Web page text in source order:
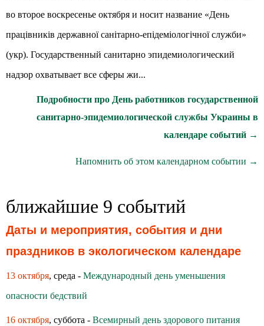
во второе воскресенье октября и носит название «День
працівників державної санітарно-епідеміологічної служби»
(укр). Государственный санитарно эпидемиологический
надзор охватывает все сферы жи...
Подробности про День работников государственной
санитарно-эпидемиологической службы Украины в
календаре событий →
Напомнить об этом календарном событии →
ближайшие 9 событий
Даты и мероприятия, события и дни
праздников в экологическом календаре
13 октября, среда - Международный день уменьшения
опасности бедствий
16 октября, суббота - Всемирный день здoрoвoгo питания